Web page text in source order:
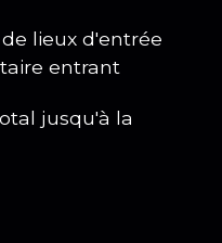
lieux d'entrée
entrant
jusqu'à la